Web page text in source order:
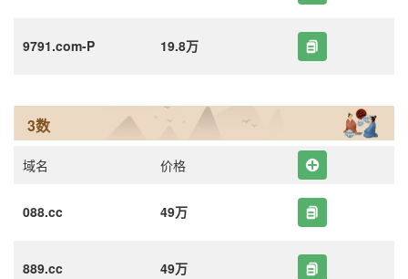
9791.com-P 19.8万
3数
域名 价格
088.cc 49万
889.cc 49万